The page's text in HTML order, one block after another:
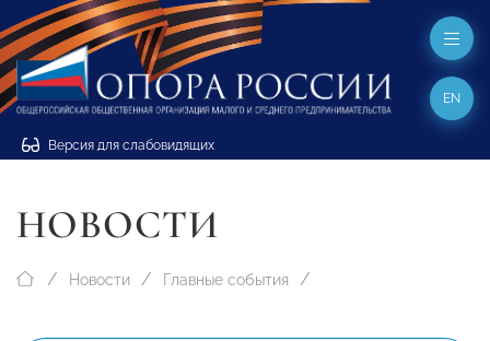
Версия для слабовидящих
EN
НОВОСТИ
Новости Главные события